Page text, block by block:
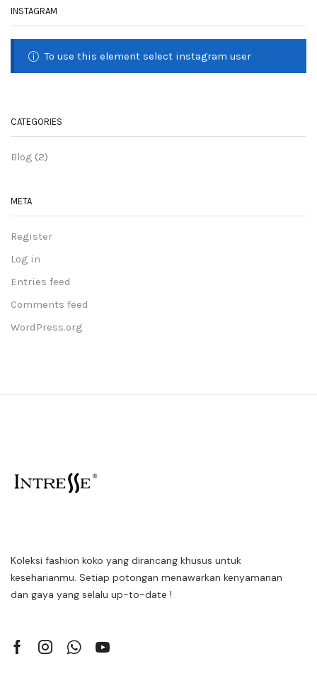
INSTAGRAM
To use this element select instagram user
CATEGORIES
Blog (2)
META
Register
Log in
Entries feed
Comments feed
WordPress.org
Koleksi fashion koko yang dirancang khusus untuk
keseharianmu. Setiap potongan menawarkan kenyamanan
dan gaya yang selalu up-to-date !